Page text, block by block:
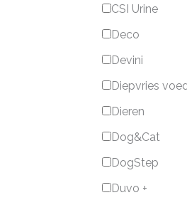
CSI Urine
Deco
Devini
Diepvries
Dieren
Dog&Cat
DogStep
Duvo +